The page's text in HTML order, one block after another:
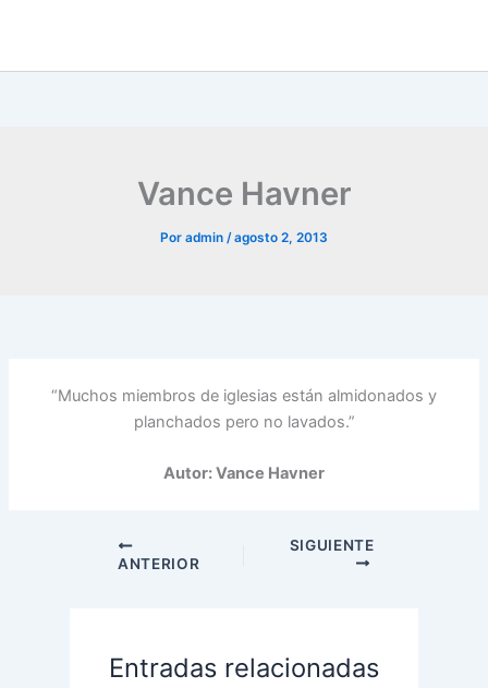
Vance Havner
Por admin /agosto 2, 2013
“Muchos miembros de iglesias están almidonados y
planchados pero no lavados.”
Autor: Vance Havner
ANTERIOR
SIGUIENTE
Entradas relacionadas